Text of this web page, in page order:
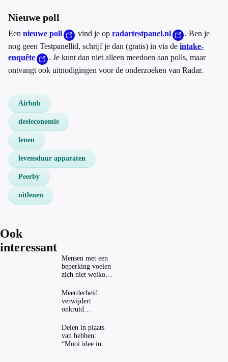
Nieuwe poll
Een nieuwe poll vind je op radartestpanel.nl
. Ben je
nog geen Testpanellid, schrijf je dan (gratis) in via de intake-
enquête
. Je kunt dan niet alleen meedoen aan polls, maar
ontvangt ook uitnodigingen voor de onderzoeken van Radar.
Airbnb
deeleconomie
lenen
levensduur apparaten
Peerby
uitlenen
Ook
interessant
Mensen met een
beperking voelen
zich niet welkom
Meerderheid
verwijdert
onkruid
‘Kwestie van
bijhouden’
Delen in plaats
van hebben:
“Mooi idee in